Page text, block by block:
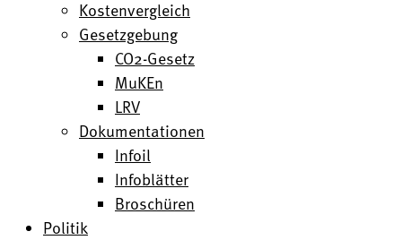
Kostenvergleich
Gesetzgebung
CO2-Gesetz
MuKEn
LRV
Dokumentationen
Infoil
Infoblätter
Broschüren
Politik